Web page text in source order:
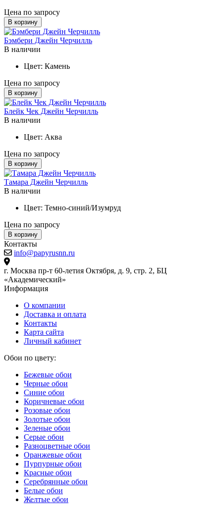
Цена по запросу
В корзину
Бэмбери Джейн Черчилль
В наличии
Цвет: Камень
Цена по запросу
В корзину
Блейк Чек Джейн Черчилль
В наличии
Цвет: Аква
Цена по запросу
В корзину
Тамара Джейн Черчилль
В наличии
Цвет: Темно-синий/Изумруд
Цена по запросу
В корзину
Контакты
info@papyrusnn.ru
г. Москва пр-т 60-летия Октября, д. 9, стр. 2, БЦ
«Академический»
Информация
О компании
Доставка и оплата
Контакты
Карта сайта
Личный кабинет
Обои по цвету:
Бежевые обои
Черные обои
Синие обои
Коричневые обои
Розовые обои
Золотые обои
Зеленые обои
Серые обои
Разноцветные обои
Оранжевые обои
Пурпурные обои
Красные обои
Серебрянные обои
Белые обои
Желтые обои